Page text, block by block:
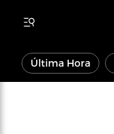
Última Hora